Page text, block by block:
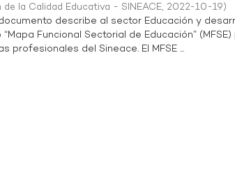
la Calidad Educativa - SINEACE, 2022-10-19)
describe al sector Educación y
Funcional Sectorial de Educación”
profesionales del Sineace. El MFSE ...